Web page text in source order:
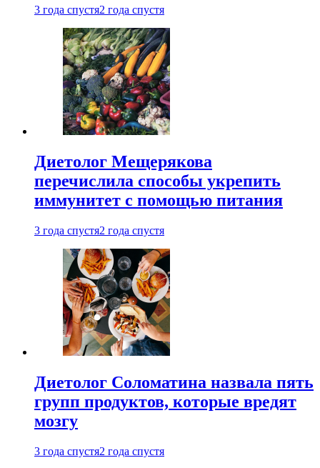
3 года спустя2 года спустя
Диетолог Мещерякова
перечислила способы укрепить
иммунитет с помощью питания
3 года спустя2 года спустя
Диетолог Соломатина назвала пять
групп продуктов, которые вредят
мозгу
3 года спустя2 года спустя